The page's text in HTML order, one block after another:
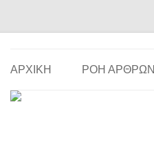
ΑΡΧΙΚΗ ΡΟΗ ΑΡΘΡΩΝ